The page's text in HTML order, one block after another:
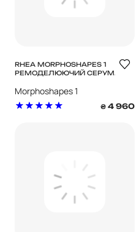
RHEA MORPHOSHAPES 1
РЕМОДЕЛЮЮЧИЙ СЕРУМ
ДЕКОЛЬТЕ
Morphoshapes 1
₴ 4 960